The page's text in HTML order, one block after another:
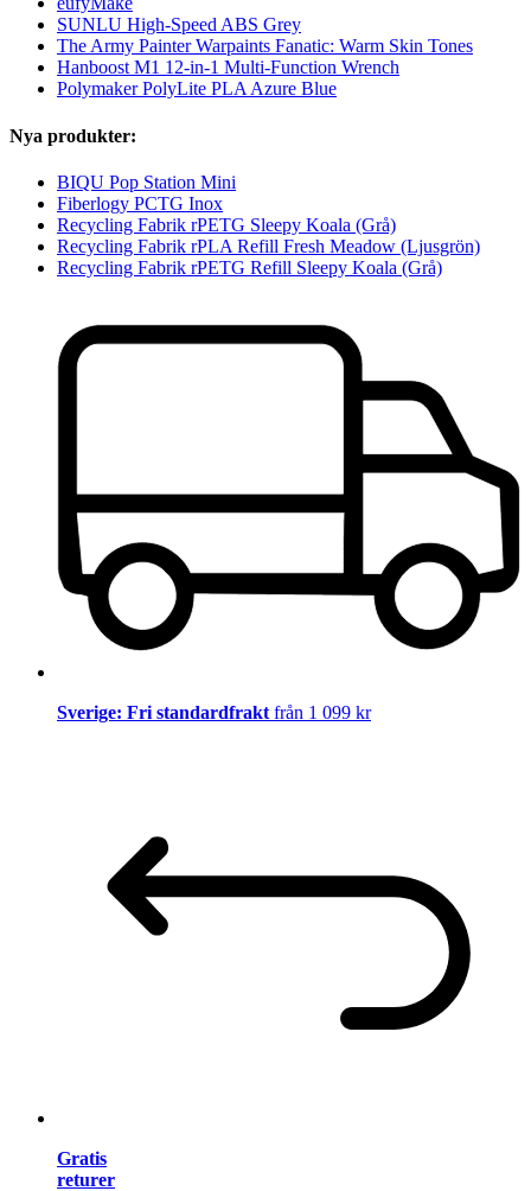
SUNLU High-Speed ABS Grey
The Army Painter Warpaints Fanatic: Warm Skin Tones
Hanboost M1 12-in-1 Multi-Function Wrench
Polymaker PolyLite PLA Azure Blue
Nya produkter:
BIQU Pop Station Mini
Fiberlogy PCTG Inox
Recycling Fabrik rPETG Sleepy Koala (Grå)
Recycling Fabrik rPLA Refill Fresh Meadow (Ljusgrön)
Recycling Fabrik rPETG Refill Sleepy Koala (Grå)
Sverige: Fri standardfrakt från 1 099 kr
Gratis
returer